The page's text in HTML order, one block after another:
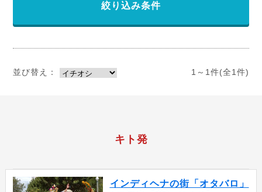
絞り込み条件
並び替え： 1～1件(全1件)
キト発
インディヘナの街「オタバロ」